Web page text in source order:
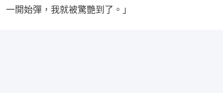
一開始彈，我就被驚艷到了。」